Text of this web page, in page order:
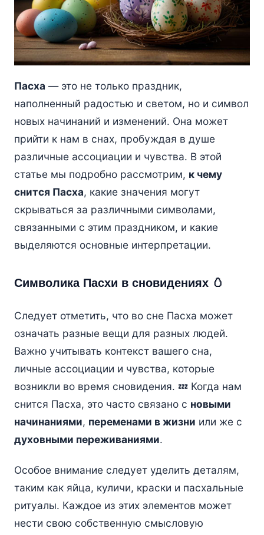
Пасха — это не только праздник,
наполненный радостью и светом, но и символ
новых начинаний и изменений. Она может
прийти к нам в снах, пробуждая в душе
различные ассоциации и чувства. В этой
статье мы подробно рассмотрим, к чему
снится Пасха, какие значения могут
скрываться за различными символами,
связанными с этим праздником, и какие
выделяются основные интерпретации.
Символика Пасхи в сновидениях 🥚
Следует отметить, что во сне Пасха может
означать разные вещи для разных людей.
Важно учитывать контекст вашего сна,
личные ассоциации и чувства, которые
возникли во время сновидения. 💤 Когда нам
снится Пасха, это часто связано с новыми
начинаниями, переменами в жизни или же с
духовными переживаниями.
Особое внимание следует уделить деталям,
таким как яйца, куличи, краски и пасхальные
ритуалы. Каждое из этих элементов может
нести свою собственную смысловую